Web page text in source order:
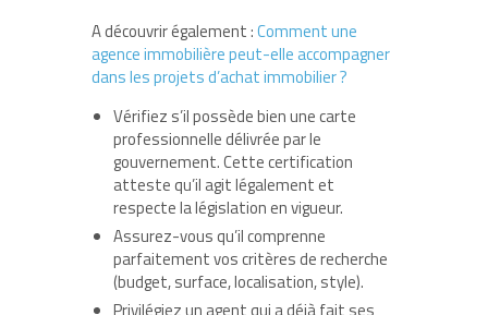
A découvrir également :Comment une
agence immobilière peut-elle accompagner
dans les projets d’achat immobilier ?
Vérifiez s’il possède bien une carte
professionnelle délivrée par le
gouvernement. Cette certification
atteste qu’il agit légalement et
respecte la législation en vigueur.
Assurez-vous qu’il comprenne
parfaitement vos critères de recherche
(budget, surface, localisation, style).
Privilégiez un agent qui a déjà fait ses